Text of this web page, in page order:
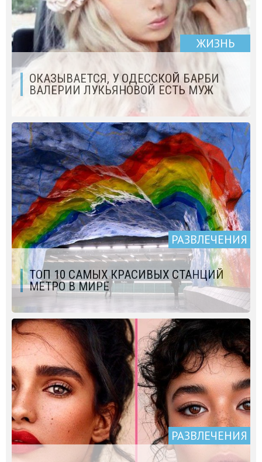
ЖИЗНЬ
ОКАЗЫВАЕТСЯ, У ОДЕССКОЙ БАРБИ
ВАЛЕРИИ ЛУКЬЯНОВОЙ ЕСТЬ МУЖ
РАЗВЛЕЧЕНИЯ
ТОП 10 САМЫХ КРАСИВЫХ СТАНЦИЙ
МЕТРО В МИРЕ
РАЗВЛЕЧЕНИЯ